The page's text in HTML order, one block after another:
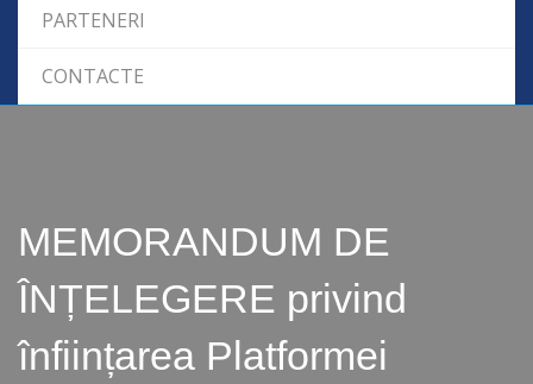
PARTENERI
CONTACTE
MEMORANDUM DE
ÎNȚELEGERE privind
înființarea Platformei